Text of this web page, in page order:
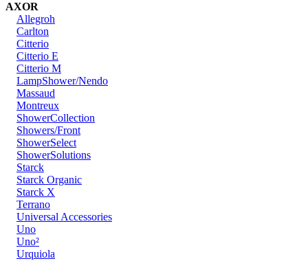
AXOR
Allegroh
Carlton
Citterio
Citterio E
Citterio M
LampShower/Nendo
Massaud
Montreux
ShowerCollection
Showers/Front
ShowerSelect
ShowerSolutions
Starck
Starck Organic
Starck X
Terrano
Universal Accessories
Uno
Uno²
Urquiola